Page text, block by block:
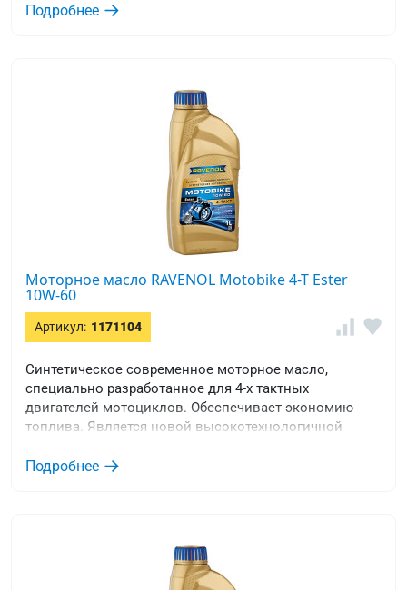
Подробнее
Моторное масло RAVENOL Motobike 4-T Ester
10W-60
Артикул: 1171104
Синтетическое современное моторное масло,
специально разработанное для 4-х тактных
двигателей мотоциклов. Обеспечивает экономию
топлива. Является новой высокотехнологичной
Подробнее